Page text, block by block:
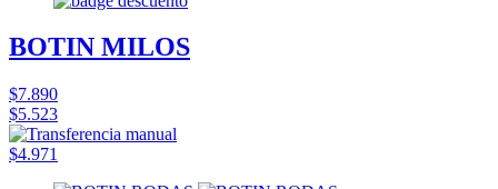
BOTIN MILOS
$7.890
$5.523
$4.971